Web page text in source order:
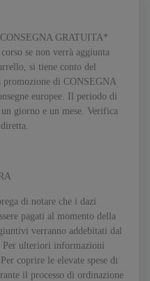
CONSEGNA GRATUITA*
se non verrà aggiunta
si tiene conto del
di CONSEGNA
europee. Il periodo di
giorno e un mese. Verifica
di notare che i dazi
pagati al momento della
verranno addebitati dal
Per ulteriori informazioni
coprire le elevate spese di
il processo di ordinazione